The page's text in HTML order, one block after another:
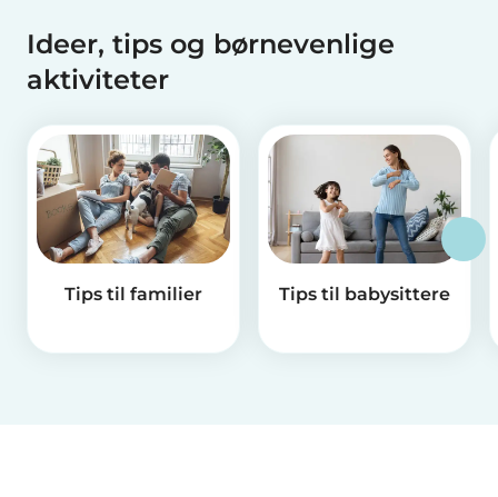
Ideer, tips og børnevenlige
aktiviteter
Tips til familier Tips til babysittere